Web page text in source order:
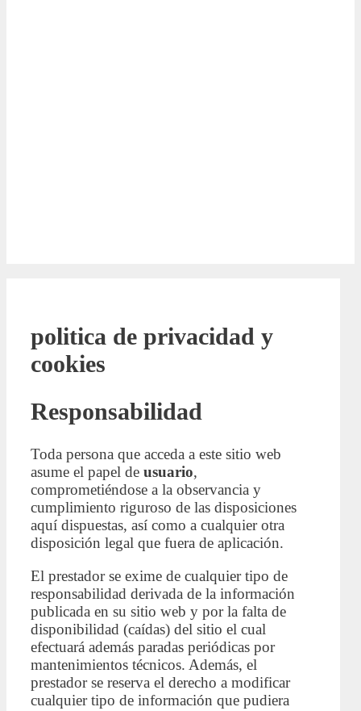
politica de privacidad y
cookies
Responsabilidad
Toda persona que acceda a este sitio web
asume el papel de usuario,
comprometiéndose a la observancia y
cumplimiento riguroso de las disposiciones
aquí dispuestas, así como a cualquier otra
disposición legal que fuera de aplicación.
El prestador se exime de cualquier tipo de
responsabilidad derivada de la información
publicada en su sitio web y por la falta de
disponibilidad (caídas) del sitio el cual
efectuará además paradas periódicas por
mantenimientos técnicos. Además, el
prestador se reserva el derecho a modificar
cualquier tipo de información que pudiera